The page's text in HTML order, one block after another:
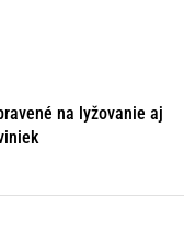
na lyžovanie aj